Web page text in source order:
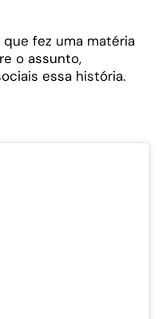
fez uma matéria
o assunto,
essa história.